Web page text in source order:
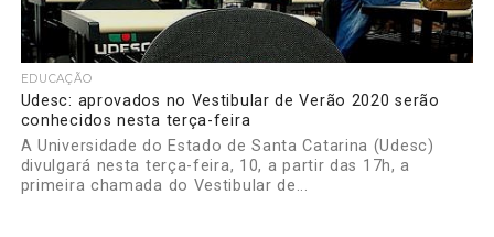
EDUCAÇÃO
Udesc: aprovados no Vestibular de Verão 2020 serão
conhecidos nesta terça-feira
A Universidade do Estado de Santa Catarina (Udesc)
divulgará nesta terça-feira, 10, a partir das 17h, a
primeira chamada do Vestibular de...